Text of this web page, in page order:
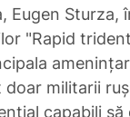
Eugen Sturza,
"Rapid
militarii
capabili să